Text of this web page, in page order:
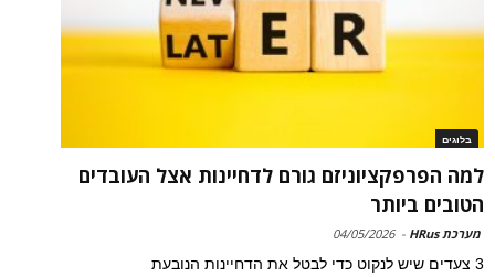
בלוגים
למה הפרפקציוניזם גורם לדחיינות אצל העובדים
הטובים ביותר
מערכת HRus -
04/05/2026
3 צעדים שיש לנקוט כדי לבטל את הדחיינות הנובעת